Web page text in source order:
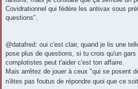
Covidrationnel qui fédère les antivax sous
questions".
@datafred: oui c'est clair, quand je lis une
pose plus de questions, si tu crois qu'un
complotistes peut t'aider c'est ton affaire.
Mais arrêtez de jouer à ceux "qui se posent
n'êtes pas foutus de répondre quoi que ce